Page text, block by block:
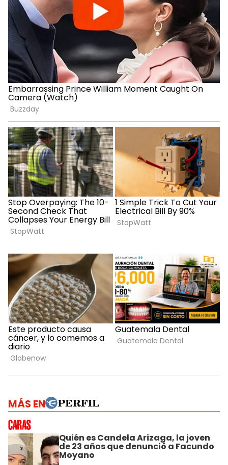
MÁS EN
Quién es Candela Arizaga, la joven
de 23 años que denunció a Facundo
Moyano